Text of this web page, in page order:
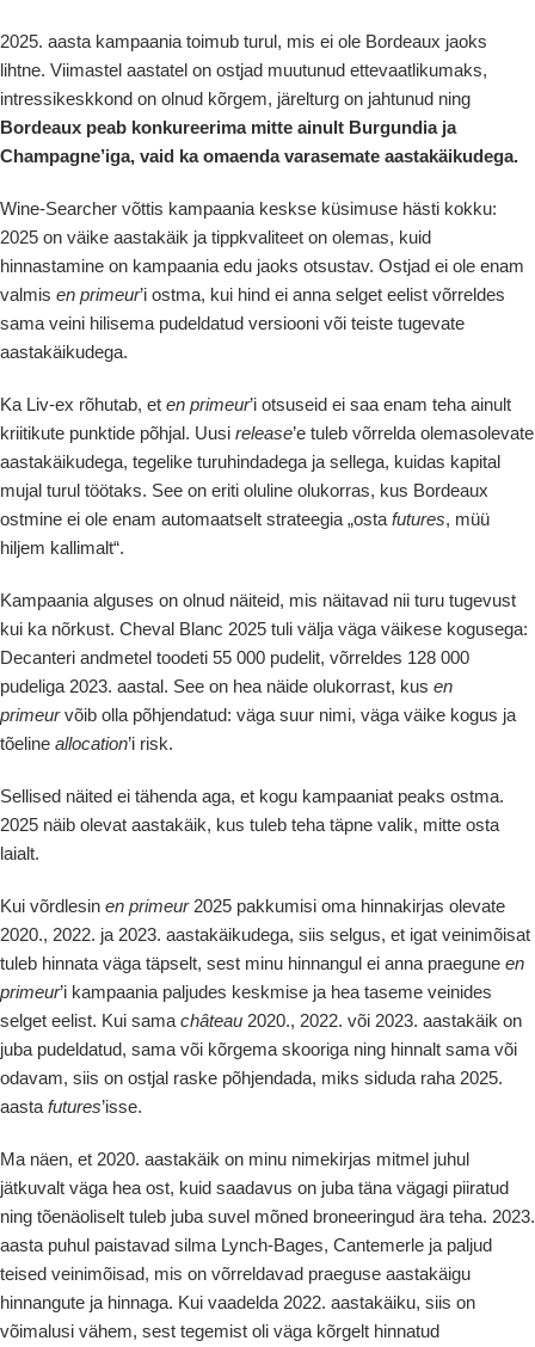
2025. aasta kampaania toimub turul, mis ei ole Bordeaux jaoks
lihtne. Viimastel aastatel on ostjad muutunud ettevaatlikumaks,
intressikeskkond on olnud kõrgem, järelturg on jahtunud ning
Bordeaux peab konkureerima mitte ainult Burgundia ja
Champagne’iga, vaid ka omaenda varasemate aastakäikudega.
Wine-Searcher võttis kampaania keskse küsimuse hästi kokku:
2025 on väike aastakäik ja tippkvaliteet on olemas, kuid
hinnastamine on kampaania edu jaoks otsustav. Ostjad ei ole enam
valmis en primeur’i ostma, kui hind ei anna selget eelist võrreldes
sama veini hilisema pudeldatud versiooni või teiste tugevate
aastakäikudega.
Ka Liv-ex rõhutab, et en primeur’i otsuseid ei saa enam teha ainult
kriitikute punktide põhjal. Uusi release’e tuleb võrrelda olemasolevate
aastakäikudega, tegelike turuhindadega ja sellega, kuidas kapital
mujal turul töötaks. See on eriti oluline olukorras, kus Bordeaux
ostmine ei ole enam automaatselt strateegia „osta futures, müü
hiljem kallimalt“.
Kampaania alguses on olnud näiteid, mis näitavad nii turu tugevust
kui ka nõrkust. Cheval Blanc 2025 tuli välja väga väikese kogusega:
Decanteri andmetel toodeti 55 000 pudelit, võrreldes 128 000
pudeliga 2023. aastal. See on hea näide olukorrast, kus en
primeurvõib olla põhjendatud: väga suur nimi, väga väike kogus ja
tõeline allocation’i risk.
Sellised näited ei tähenda aga, et kogu kampaaniat peaks ostma.
2025 näib olevat aastakäik, kus tuleb teha täpne valik, mitte osta
laialt.
Kui võrdlesin en primeur2025 pakkumisi oma hinnakirjas olevate
2020., 2022. ja 2023. aastakäikudega, siis selgus, et igat veinimõisat
tuleb hinnata väga täpselt, sest minu hinnangul ei anna praegune en
primeur’i kampaania paljudes keskmise ja hea taseme veinides
selget eelist. Kui sama château 2020., 2022. või 2023. aastakäik on
juba pudeldatud, sama või kõrgema skooriga ning hinnalt sama või
odavam, siis on ostjal raske põhjendada, miks siduda raha 2025.
aasta futures’isse.
Ma näen, et 2020. aastakäik on minu nimekirjas mitmel juhul
jätkuvalt väga hea ost, kuid saadavus on juba täna vägagi piiratud
ning tõenäoliselt tuleb juba suvel mõned broneeringud ära teha. 2023.
aasta puhul paistavad silma Lynch-Bages, Cantemerle ja paljud
teised veinimõisad, mis on võrreldavad praeguse aastakäigu
hinnangute ja hinnaga. Kui vaadelda 2022. aastakäiku, siis on
võimalusi vähem, sest tegemist oli väga kõrgelt hinnatud